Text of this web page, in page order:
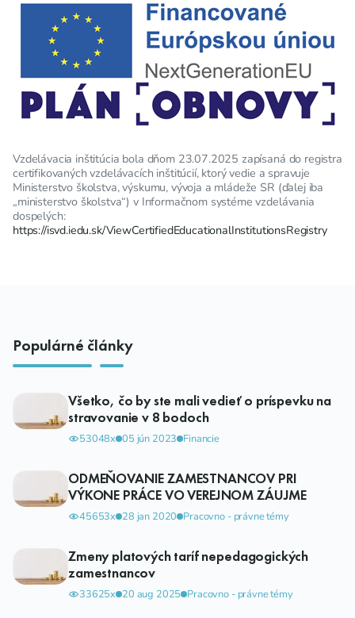
Vzdelávacia inštitúcia bola dňom 23.07.2025 zapísaná do registra
certifikovaných vzdelávacích inštitúcií, ktorý vedie a spravuje
Ministerstvo školstva, výskumu, vývoja a mládeže SR (ďalej iba
„ministerstvo školstva“) v Informačnom systéme vzdelávania
dospelých:
https://isvd.iedu.sk/ViewCertifiedEducationalInstitutionsRegistry
Populárné články
Všetko, čo by ste mali vedieť o príspevku na
stravovanie v 8 bodoch
53048x 05 jún 2023 Financie
ODMEŇOVANIE ZAMESTNANCOV PRI
VÝKONE PRÁCE VO VEREJNOM ZÁUJME
45653x 28 jan 2020 Pracovno - právne témy
Zmeny platových taríf nepedagogických
zamestnancov
33625x 20 aug 2025 Pracovno - právne témy